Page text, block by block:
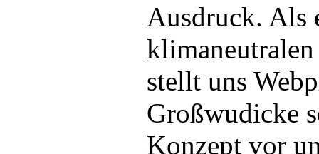
Ausdruck. Als
stellt uns
Großwudicke
Konzept vor